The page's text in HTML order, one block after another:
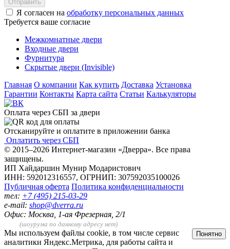
Отправить
Я согласен на обработку персональных данных
Требуется ваше согласие
Межкомнатные двери
Входные двери
Фурнитура
Скрытые двери (Invisible)
Главная О компании Как купить Доставка Установка
Гарантии Контакты Карта сайта Статьи Калькуляторы
Оплата через СБП за двери
Отсканируйте и оплатите в приложении банка
Оплатить через СБП
© 2015–2026 Интернет-магазин «Дверра». Все права
защищены.
ИП Хайдаршин Мунир Модаристович
ИНН: 592012316557, ОГРНИП: 307592035100026
Публичная оферта Политика конфиденциальности
тел: +7 (495) 215-03-29
e-mail: shop@dverra.ru
Офис: Москва, 1-ая Фрезерная, 2/1
(шоурума по данному адресу нет)
Мы используем файлы cookie, в том числе сервис
аналитики Яндекс.Метрика, для работы сайта и
Понятно